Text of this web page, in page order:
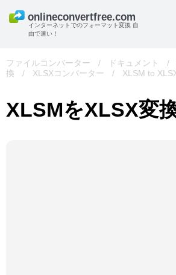
インターネットでのフォーマット変換 自
由で速い！
ファイルコンバーター / ドキュメント /
換
/ XLSXコンバーター / XLSM to
XLSMをXLSX変